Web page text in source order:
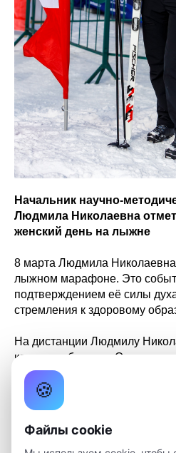
Начальник научно-
Людмила Николаевна
женский день на лыжне
8 марта Людмила Николаевна
лыжном марафоне. Это
подтверждением её силы
стремления к здоровому
На дистанции Людмилу
коллеги и близкие. Они
победе и настойчивостью,
преодолеть все трудности на
проверка физической
🍪
Файлы cookie